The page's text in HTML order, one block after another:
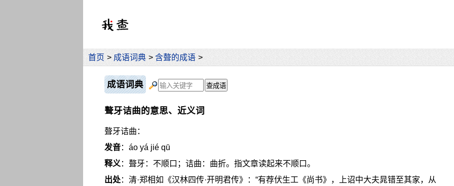
首页 > 成语词典 > 含聱的成语 >
成语词典
聱牙诘曲的意思、近义词
聱牙诘曲：
发音：áo yá jié qū
释义：聱牙：不顺口；诘曲：曲折。指文章读起来不顺口。
出处：清·郑相如《汉林四传·开明君传》：“有荐伏生工《尚书》，上诏中大夫晁错至其家，从